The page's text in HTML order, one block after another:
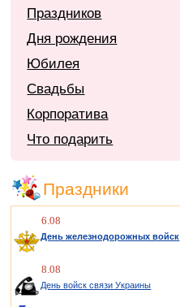
Праздников
Дня рождения
Юбилея
Свадьбы
Корпоратива
Что подарить
Праздники
6.08
День железнодорожных войск
8.08
День войск связи Украины